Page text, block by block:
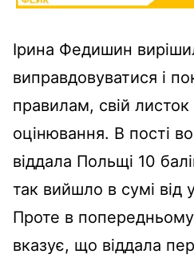
Ірина Федишин
виправдовуватися і
правилам, свій листок
оцінювання. В пості
віддала Польщі 10
так вийшло в сумі від
Проте в попередньому
вказує, що віддала